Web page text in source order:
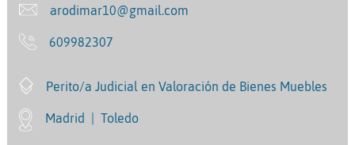
arodimar10@gmail.com
609982307
Perito/a Judicial en Valoración de Bienes Muebles
Madrid Toledo